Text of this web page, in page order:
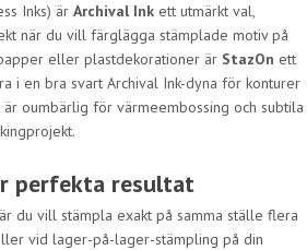
Inks) är Archival Inkett utmärkt val,
när du vill färglägga stämplade motiv på
eller plastdekorationer är StazOn ett
i en bra svart Archival Ink-dyna för konturer
är oumbärlig för värmeembossing och subtila
perfekta resultat
du vill stämpla exakt på samma ställe flera
vid lager-på-lager-stämpling på din